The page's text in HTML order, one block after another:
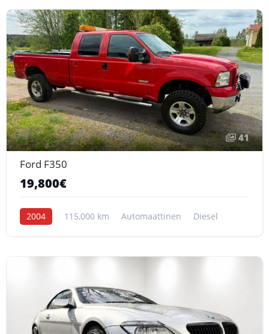
41
Ford F350
19,800€
2004 115,000 km Automaattinen Diesel